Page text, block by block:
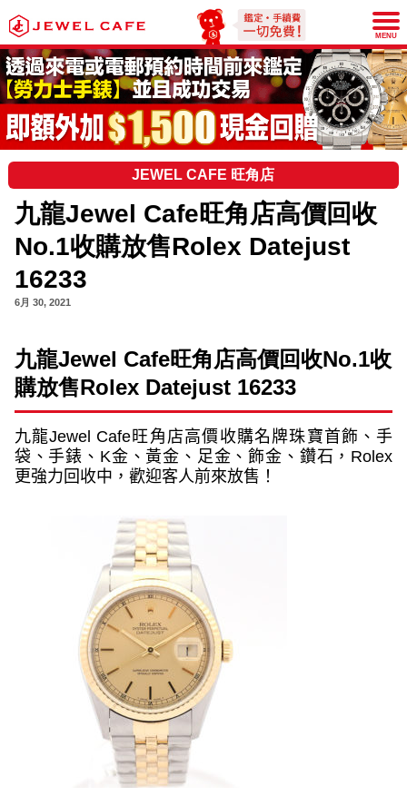
JEWEL CAFE
MENU
JEWEL CAFE 旺角店
九龍Jewel Cafe旺角店高價回收
No.1收購放售Rolex Datejust
16233
6月 30, 2021
九龍Jewel Cafe旺角店高價回收No.1收
購放售Rolex Datejust 16233
九龍Jewel Cafe旺角店高價收購名牌珠寶首飾、手
袋、手錶、 K金、黃金、足金、飾金、鑽石， Rolex
更強力回收中，歡迎客人前來放售！